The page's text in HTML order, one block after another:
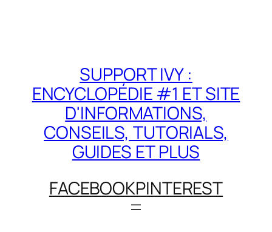
SUPPORT IVY :
ENCYCLOPÉDIE #1 ET SITE
D'INFORMATIONS,
CONSEILS, TUTORIALS,
GUIDES ET PLUS
FACEBOOKPINTEREST